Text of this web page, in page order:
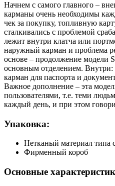
Начнем с самого главного –
карманы очень необходимы
чек за покупку, топливную
сталкивались с проблемой
лежит внутри клатча или
наружный карман и проблема
основе – продолжение модели
основным отделением. Внутри:
карман для паспорта и
Важное дополнение – эта
пользователями, т.е. теми
каждый день, и при этом
Упаковка:
Нетканый материал типа
Фирменный короб
Основные